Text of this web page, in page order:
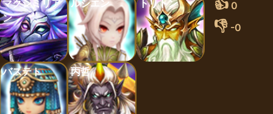
マクシミリア
ン
ルシエン トリトン 👍 0
👎 -0
バステト 丙哲